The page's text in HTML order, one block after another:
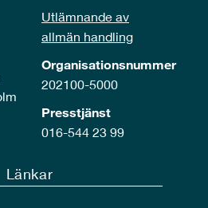
Utlämnande av
allmän handling
Organisationsnummer
202100-5000
Presstjänst
016-544 23 99
Länkar